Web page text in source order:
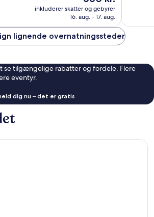
660 kr.
inkluderer skatter og gebyrer
16. aug. - 17. aug.
lignende overnatningssteder
se tilgængelige rabatter og fordele. Flere
eventyr.
dig nu – det er gratis